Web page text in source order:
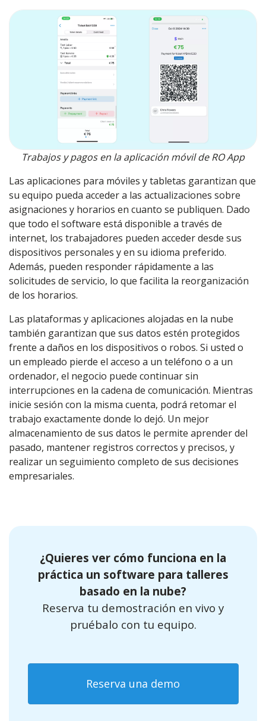
Trabajos y pagos en la aplicación móvil de RO App
Las aplicaciones para móviles y tabletas garantizan que
su equipo pueda acceder a las actualizaciones sobre
asignaciones y horarios en cuanto se publiquen. Dado
que todo el software está disponible a través de
internet, los trabajadores pueden acceder desde sus
dispositivos personales y en su idioma preferido.
Además, pueden responder rápidamente a las
solicitudes de servicio, lo que facilita la reorganización
de los horarios.
Las plataformas y aplicaciones alojadas en la nube
también garantizan que sus datos estén protegidos
frente a daños en los dispositivos o robos. Si usted o
un empleado pierde el acceso a un teléfono o a un
ordenador, el negocio puede continuar sin
interrupciones en la cadena de comunicación. Mientras
inicie sesión con la misma cuenta, podrá retomar el
trabajo exactamente donde lo dejó. Un mejor
almacenamiento de sus datos le permite aprender del
pasado, mantener registros correctos y precisos, y
realizar un seguimiento completo de sus decisiones
empresariales.
¿Quieres ver cómo funciona en la
práctica un software para talleres
basado en la nube?
Reserva tu demostración en vivo y
pruébalo con tu equipo.
Reserva una demo